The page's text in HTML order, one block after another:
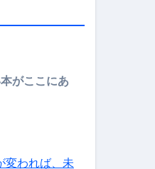
竹花貴騎 切り抜き 会社員
がここにあ
変われば、未